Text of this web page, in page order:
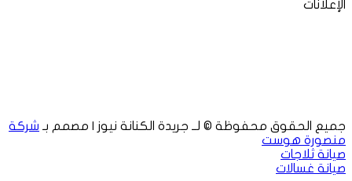
الإعلانات
جميع الحقوق محفوظة © لــ جريدة الكنانة نيوز | مصمم بـ شركة
منصورة هوست
صيانة ثلاجات
صيانة غسالات